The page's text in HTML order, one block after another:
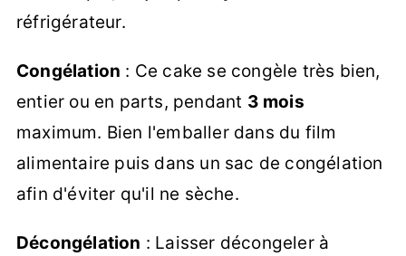
réfrigérateur.
Congélation : Ce cake se congèle très bien,
entier ou en parts, pendant 3 mois
maximum. Bien l'emballer dans du film
alimentaire puis dans un sac de congélation
afin d'éviter qu'il ne sèche.
Décongélation : Laisser décongeler à